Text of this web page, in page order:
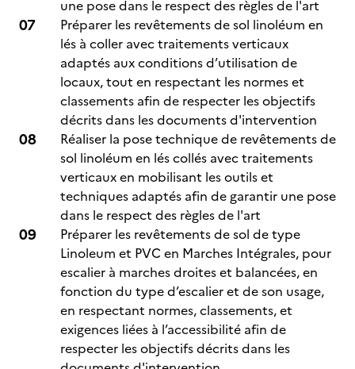
une pose dans le respect des règles de l'art
Préparer les revêtements de sol linoléum en
lés à coller avec traitements verticaux
adaptés aux conditions d’utilisation de
locaux, tout en respectant les normes et
classements afin de respecter les objectifs
décrits dans les documents d'intervention
Réaliser la pose technique de revêtements de
sol linoléum en lés collés avec traitements
verticaux en mobilisant les outils et
techniques adaptés afin de garantir une pose
dans le respect des règles de l'art
Préparer les revêtements de sol de type
Linoleum et PVC en Marches Intégrales, pour
escalier à marches droites et balancées, en
fonction du type d’escalier et de son usage,
en respectant normes, classements, et
exigences liées à l’accessibilité afin de
respecter les objectifs décrits dans les